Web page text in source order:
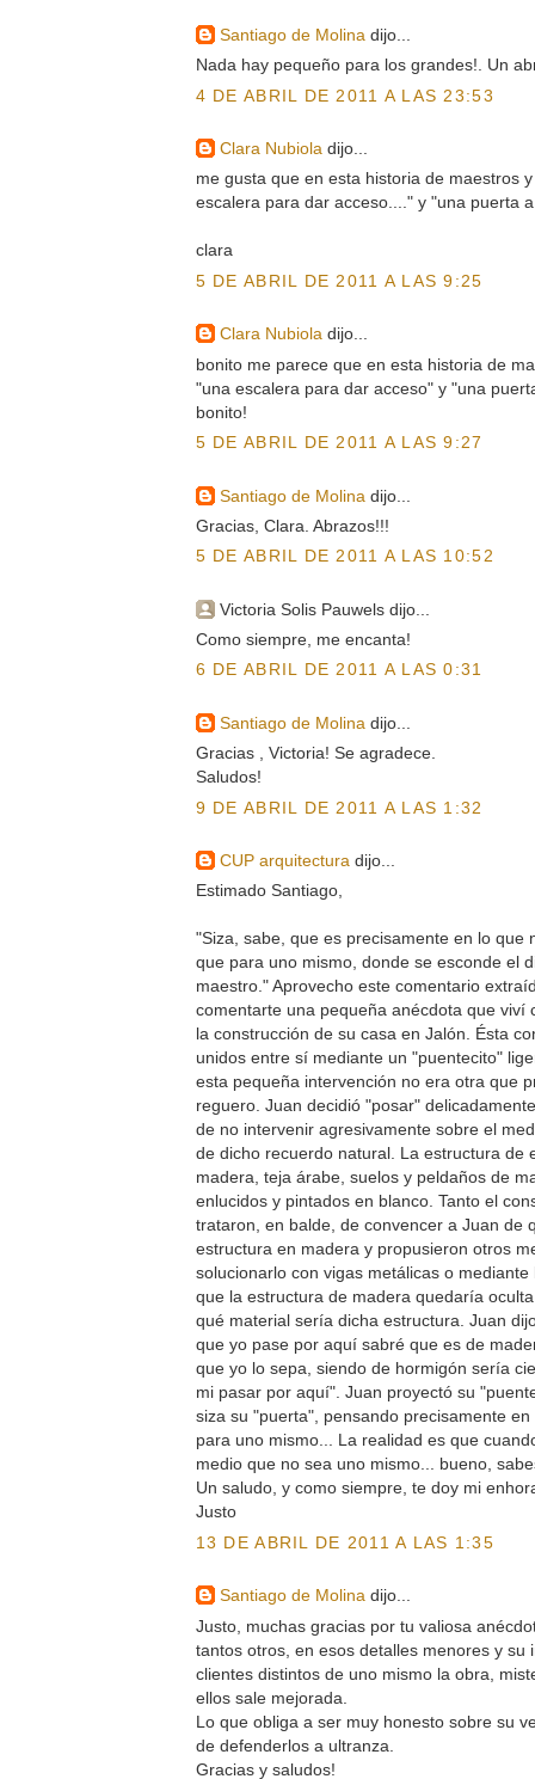
Santiago de Molina dijo...
Nada hay pequeño para los grandes!. Un
4 DE ABRIL DE 2011 A LAS 23:53
Clara Nubiola dijo...
me gusta que en esta historia de maestros
escalera para dar acceso...." y "una puerta
clara
5 DE ABRIL DE 2011 A LAS 9:25
Clara Nubioladijo...
bonito me parece que en esta historia de
"una escalera para dar acceso" y "una
bonito!
5 DE ABRIL DE 2011 A LAS 9:27
Santiago de Molina dijo...
Gracias, Clara. Abrazos!!!
5 DE ABRIL DE 2011 A LAS 10:52
Victoria Solis Pauwels dijo...
Como siempre, me encanta!
6 DE ABRIL DE 2011 A LAS 0:31
Santiago de Molina dijo...
Gracias , Victoria! Se agradece.
Saludos!
9 DE ABRIL DE 2011 A LAS 1:32
CUP arquitectura dijo...
Estimado Santiago,
"Siza, sabe, que es precisamente en lo que
que para uno mismo, donde se esconde el
maestro." Aprovecho este comentario
comentarte una pequeña anécdota que viví
la construcción de su casa en Jalón. Ésta
unidos entre sí mediante un "puentecito"
esta pequeña intervención no era otra que
reguero. Juan decidió "posar"
de no intervenir agresivamente sobre el
de dicho recuerdo natural. La estructura de
madera, teja árabe, suelos y peldaños de
enlucidos y pintados en blanco. Tanto el
trataron, en balde, de convencer a Juan de
estructura en madera y propusieron otros
solucionarlo con vigas metálicas o
que la estructura de madera quedaría
qué material sería dicha estructura. Juan
que yo pase por aquí sabré que es de
que yo lo sepa, siendo de hormigón sería
mi pasar por aquí". Juan proyectó su
siza su "puerta", pensando precisamente
para uno mismo... La realidad es que
medio que no sea uno mismo... bueno,
Un saludo, y como siempre, te doy mi
Justo
13 DE ABRIL DE 2011 A LAS 1:35
Santiago de Molinadijo...
Justo, muchas gracias por tu valiosa
tantos otros, en esos detalles menores y su
clientes distintos de uno mismo la obra,
ellos sale mejorada.
Lo que obliga a ser muy honesto sobre su
de defenderlos a ultranza.
Gracias y saludos!